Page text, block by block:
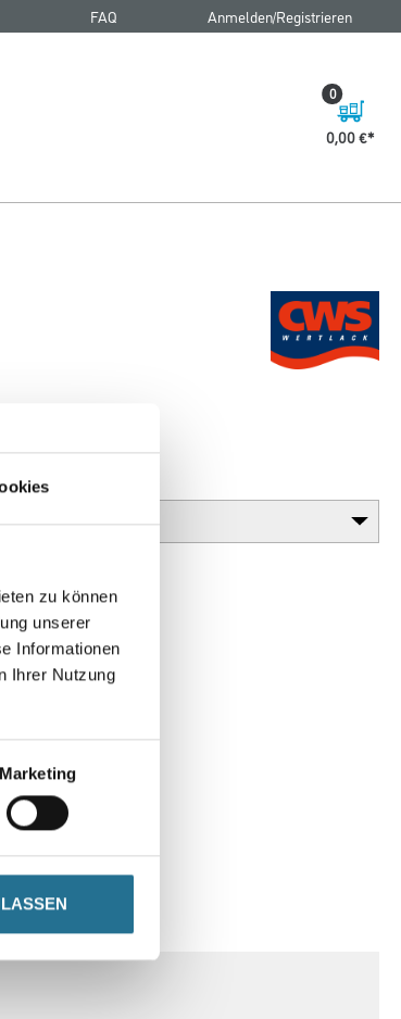
zu können
unserer
Informationen
Ihrer Nutzung
Marketing
FAQ Anmelden/Registrieren
0,00 €
0